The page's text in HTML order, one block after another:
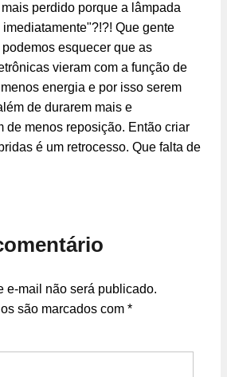
perdido porque a lâmpada
Que gente
esquecer que as
vieram com a função de
energia e por isso serem
de durarem mais e
de menos reposição. Então criar
é um retrocesso. Que falta de
e-mail não será publicado.
são marcados com *